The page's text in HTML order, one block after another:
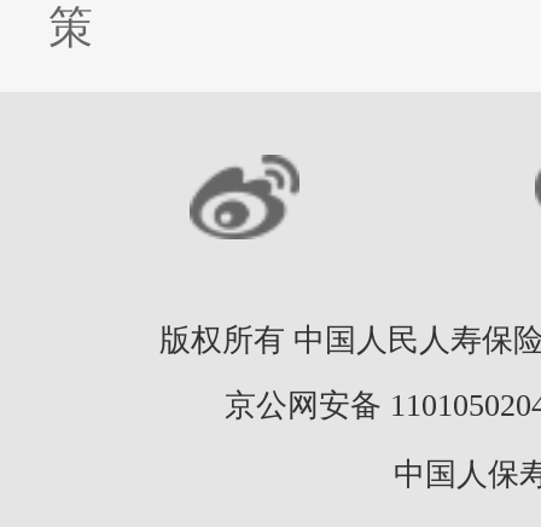
策
版权所有 中国人民人寿保
京公网安备
中国人保